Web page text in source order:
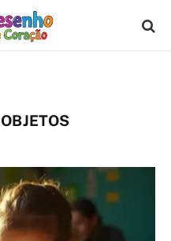
OBJETOS